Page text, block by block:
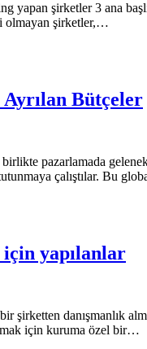
yapan şirketler 3 ana
olmayan şirketler,…
Bütçeler
pazarlamada
çalıştılar. Bu
için yapılanlar
şirketten danışmanlık
için kuruma özel bir…